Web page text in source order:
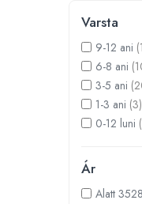
Mágneses játékok
Kísérleti készletek
Az emberi test szervei
Játékrobotok
Lucru manual copii
Varsta
9-12 ani
6-8 ani
3-5 ani
1-3 ani (3)
0-12 luni
Ár
Alatt